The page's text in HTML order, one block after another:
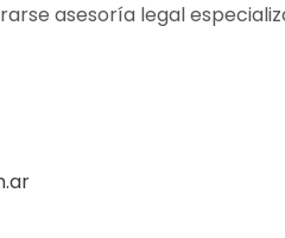
asesoría legal